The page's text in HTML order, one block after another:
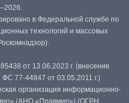
в Федеральной службе по
технологий и массовых
от 13.06.2023 г. (внесение
77-44847 от 03.05.2011 г.)
организация информационно-
(АНО «Правмир») (ОГРН